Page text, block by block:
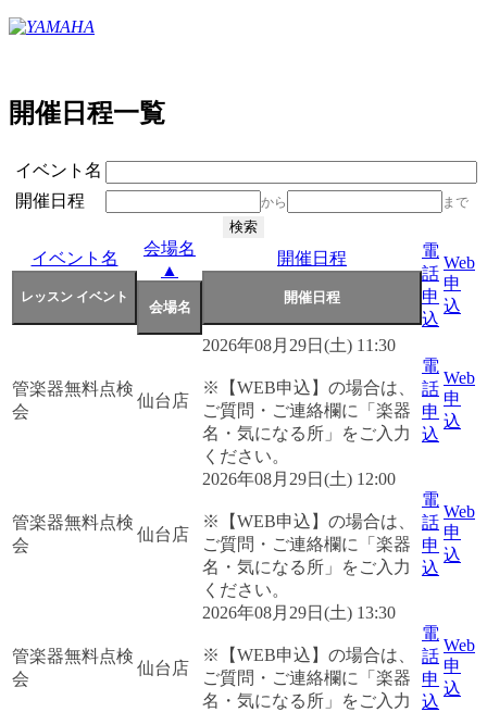
開催日程一覧
イベント名
開催日程
から まで
イベント名
会場名
▲
開催日程
電
話
申
込
Web
申
込
管楽器無料点検
会
仙台店
2026年08月29日(土) 11:30
※【WEB申込】の場合は、
ご質問・ご連絡欄に「楽器
名・気になる所」をご入力
ください。
電
話
申
込
Web
申
込
管楽器無料点検
会
仙台店
2026年08月29日(土) 12:00
※【WEB申込】の場合は、
ご質問・ご連絡欄に「楽器
名・気になる所」をご入力
ください。
電
話
申
込
Web
申
込
管楽器無料点検
会
仙台店
2026年08月29日(土) 13:30
※【WEB申込】の場合は、
ご質問・ご連絡欄に「楽器
名・気になる所」をご入力
電
話
申
込
Web
申
込